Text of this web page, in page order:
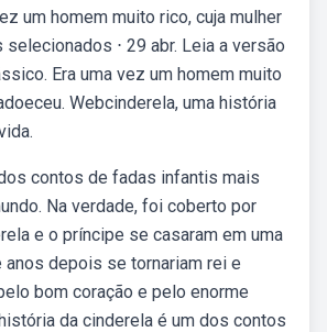
um homem muito rico, cuja mulher
selecionados ⋅ 29 abr. Leia a versão
Era uma vez um homem muito
Webcinderela, uma história
contos de fadas infantis mais
Na verdade, foi coberto por
e o príncipe se casaram em uma
anos depois se tornariam rei e
bom coração e pelo enorme
da cinderela é um dos contos